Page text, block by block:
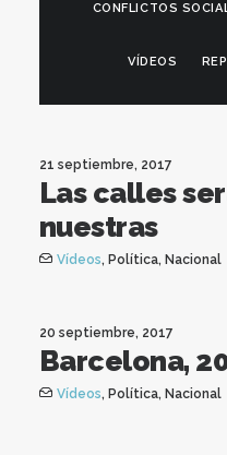
CONFLICTOS
VÍDEOS
21 septiembre, 2017
Las calles
nuestras
Vídeos, Política, Nacional
20 septiembre, 2017
Barcelona,
Vídeos, Política, Nacional